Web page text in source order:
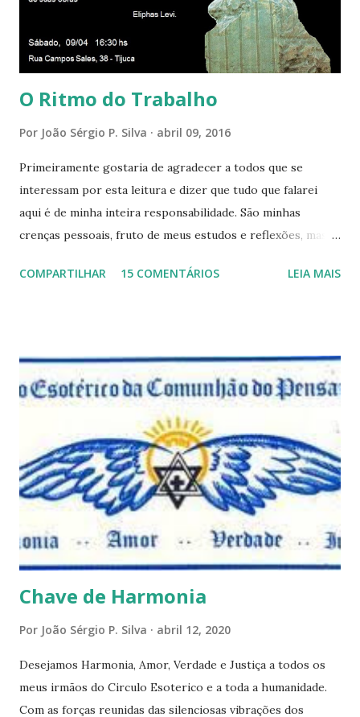
todos os corações de Felicidade e Alegria. Quem quer que
aqui entre, sentirá as vibrações da Divina Harmonia. Há uma
só presença aqui: é a...
O Ritmo do Trabalho
Por João Sérgio P. Silva abril 09, 2016
Primeiramente gostaria de agradecer a todos que se
interessam por esta leitura e dizer que tudo que falarei
aqui é de minha inteira responsabilidade. São minhas
crenças pessoais, fruto de meus estudos e reflexões, mas
porque nem mesmo eu as tenho desta forma. Eu vos
e talvez contraditória a sua própria visão. Durante todo
este mês estaremos debatendo este tema e gostaríamos de
convida-lo a deixar seus comentários e reflexões no final
do texto clicando em novo comentário e acompanhar as
respostas e sugestões dos demais. Não estranhem o fato
de que teremos mais perguntas do que respostas, mais
reflexões do que formulações prontas, pois as perguntas
parecem contribuir mais para o aprendizado do que as
afirmações. Quem de nós pode de fato afirmar alguma coi...
COMPARTILHAR 15 COMENTÁRIOS LEIA MAIS
Chave de Harmonia
Por João Sérgio P. Silva abril 12, 2020
Desejamos Harmonia, Amor, Verdade e Justiça a todos os
meus irmãos do Circulo Esoterico e a toda a humanidade.
Com as forças reunidas das silenciosas vibrações dos